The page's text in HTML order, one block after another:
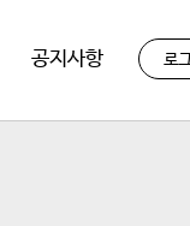
공지사항 로